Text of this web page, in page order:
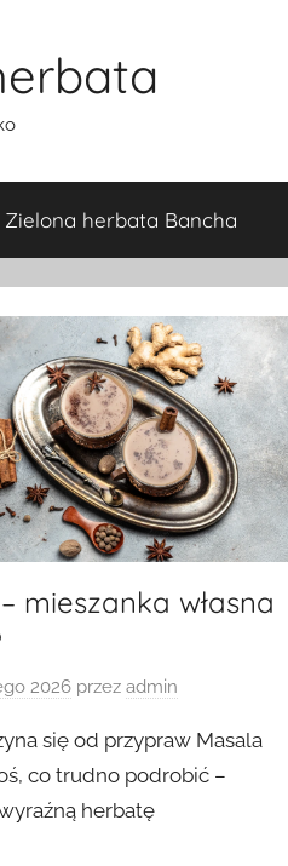
Zielona herbata Bancha
mieszanka własna
2026 przez admin
się od przypraw Masala
co trudno podrobić –
herbatę